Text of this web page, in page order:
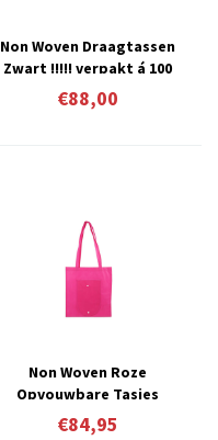
Non Woven Draagtassen
Zwart !!!!! verpakt á 100
stuks vanaf € 0,88 per stuk
€88,00
Non Woven Roze
Opvouwbare Tasjes
Verpakt á 100 stuks
€84,95